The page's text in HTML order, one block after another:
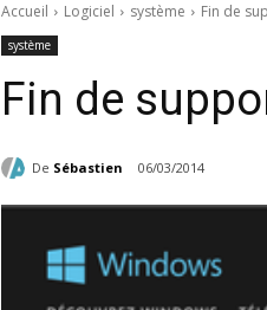
Accueil Logiciel système Fin de
système
Fin de
De Sébastien 06/03/2014